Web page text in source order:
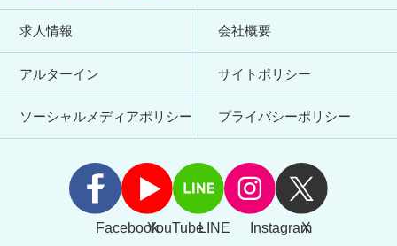
求人情報 会社概要
アルターイン サイトポリシー
ソーシャルメディアポリシー プライバシーポリシー
FacebookYouTubeLINE Instagram
X